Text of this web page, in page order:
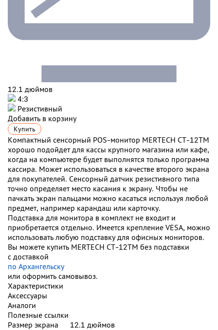
12.1 дюймов
4:3
Резистивный
Добавить в корзину
Купить
Компактный сенсорный POS-монитор MERTECH CT-12ТM
хорошо подойдет для кассы крупного магазина или кафе,
когда на компьютере будет выполнятся только программа
кассира. Может использоваться в качестве второго экрана
для покупателей. Сенсорный датчик резистивного типа
точно определяет место касания к экрану. Чтобы не
пачкать экран пальцами можно касаться используя любой
предмет, например карандаш или карточку.
Подставка для монитора в комплект не входит и
приобретается отдельно. Имеется крепление VESA, можно
использовать любую подставку для офисных мониторов.
Вы можете купить MERTECH CT-12ТM без подставки
с доставкой
по Архангельску
или оформить самовывоз.
Характеристики
Аксессуары
Аналоги
Полезные ссылки
Размер экрана
12.1 дюймов